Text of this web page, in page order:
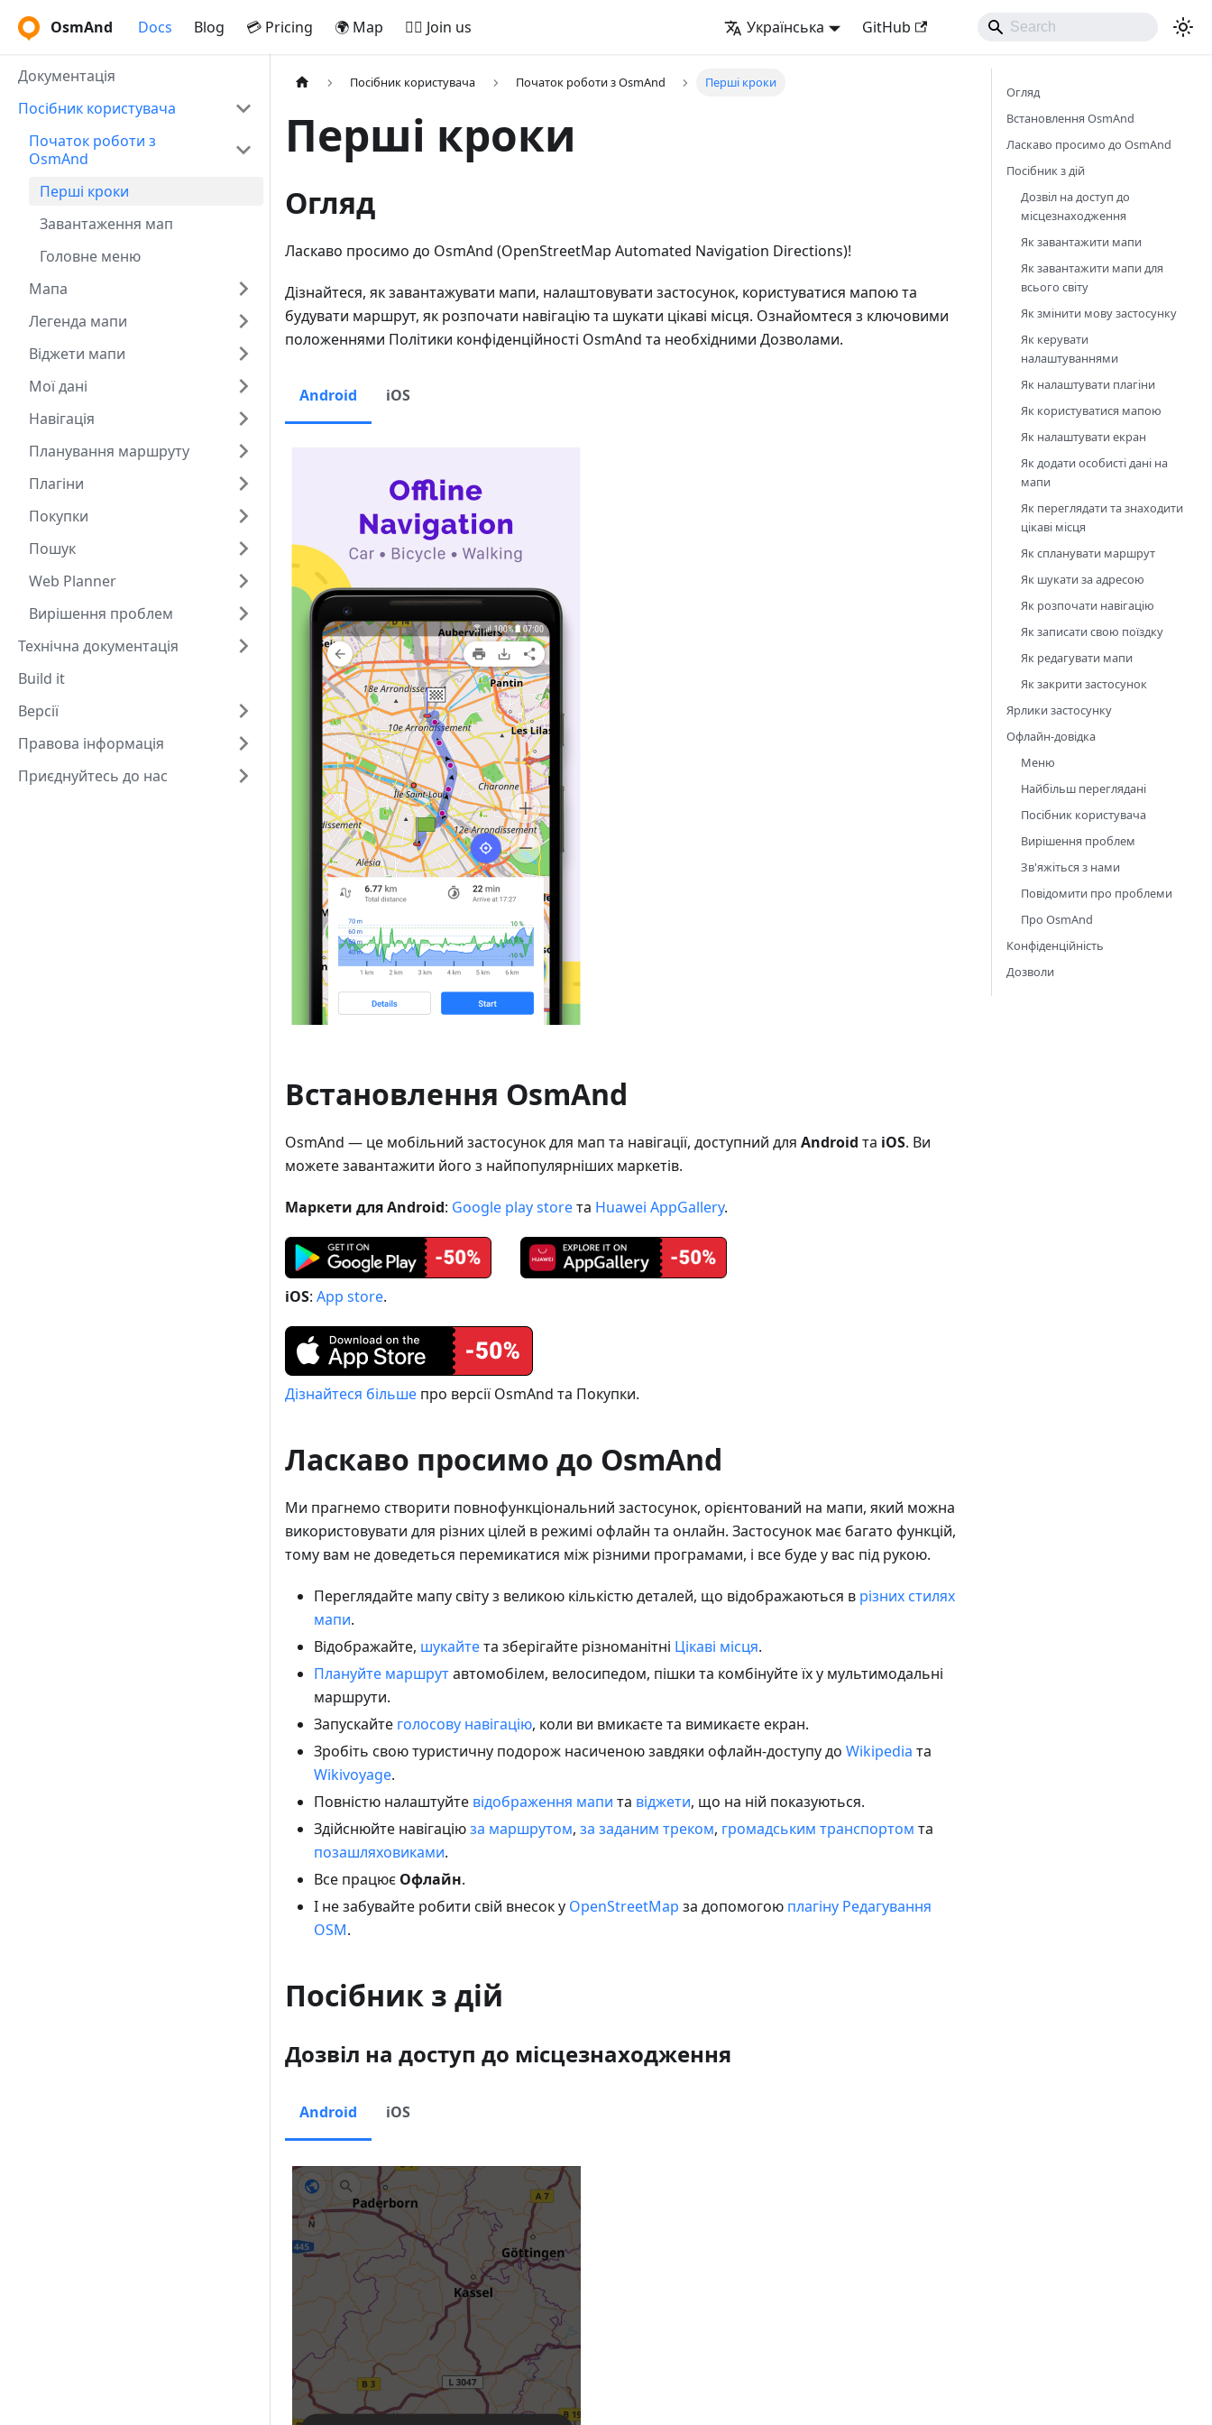
OsmAnd Docs Blog 💳 Pricing 🌍 Map 🚵‍♂️ Join us Українська GitHub
Документація
Посібник користувача
Початок роботи з
OsmAnd
Перші кроки
Завантаження мап
Головне меню
Мапа
Легенда мапи
Віджети мапи
Мої дані
Навігація
Планування маршруту
Плагіни
Покупки
Пошук
Web Planner
Вирішення проблем
Технічна документація
Build it
Версії
Правова інформація
Приєднуйтесь до нас
Посібник користувача Початок роботи з OsmAnd Перші кроки
Перші кроки
Огляд
Ласкаво просимо до OsmAnd (OpenStreetMap Automated Navigation Directions)!
Дізнайтеся, як завантажувати мапи, налаштовувати застосунок, користуватися мапою та
будувати маршрут, як розпочати навігацію та шукати цікаві місця. Ознайомтеся з ключовими
положеннями Політики конфіденційності OsmAnd та необхідними Дозволами.
Android iOS
Встановлення OsmAnd
OsmAnd — це мобільний застосунок для мап та навігації, доступний для Android та iOS. Ви
можете завантажити його з найпопулярніших маркетів.
Маркети для Android: Google play storeта Huawei AppGallery.
iOS: App store.
Дізнайтеся більше про версії OsmAnd та Покупки.
Ласкаво просимо до OsmAnd
Ми прагнемо створити повнофункціональний застосунок, орієнтований на мапи, який можна
використовувати для різних цілей в режимі офлайн та онлайн. Застосунок має багато функцій,
тому вам не доведеться перемикатися між різними програмами, і все буде у вас під рукою.
Переглядайте мапу світу з великою кількістю деталей, що відображаються в різних стилях
мапи.
Відображайте, шукайтета зберігайте різноманітні Цікаві місця.
Плануйте маршрутавтомобілем, велосипедом, пішки та комбінуйте їх у мультимодальні
маршрути.
Запускайте голосову навігацію, коли ви вмикаєте та вимикаєте екран.
Зробіть свою туристичну подорож насиченою завдяки офлайн-доступу до Wikipedia та
Wikivoyage.
Повністю налаштуйте відображення мапи та віджети, що на ній показуються.
Здійснюйте навігаціюза маршрутом, за заданим треком, громадським транспортом та
позашляховиками.
Все працює Офлайн.
І не забувайте робити свій внесок у OpenStreetMap за допомогою плагіну Редагування
OSM.
Посібник з дій
Дозвіл на доступ до місцезнаходження
Android iOS
Огляд
Встановлення OsmAnd
Ласкаво просимо до OsmAnd
Посібник з дій
Дозвіл на доступ до
місцезнаходження
Як завантажити мапи
Як завантажити мапи для
всього світу
Як змінити мову застосунку
Як керувати
налаштуваннями
Як налаштувати плагіни
Як користуватися мапою
Як налаштувати екран
Як додати особисті дані на
мапи
Як переглядати та знаходити
цікаві місця
Як спланувати маршрут
Як шукати за адресою
Як розпочати навігацію
Як записати свою поїздку
Як редагувати мапи
Як закрити застосунок
Ярлики застосунку
Офлайн-довідка
Меню
Найбільш переглядані
Посібник користувача
Вирішення проблем
Зв'яжіться з нами
Повідомити про проблеми
Про OsmAnd
Конфіденційність
Дозволи